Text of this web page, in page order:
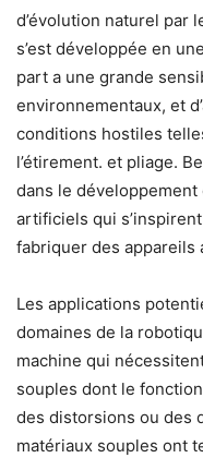
d’évolution naturel par
s’est développée en
part a une grande
environnementaux, et
conditions hostiles
l’étirement. et pliage.
dans le
artificiels qui
fabriquer des appareils
Les applications
domaines de la
machine qui
souples dont le
des distorsions ou des
matériaux souples ont